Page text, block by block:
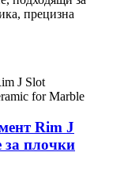
прецизна
Rim J
за плочки